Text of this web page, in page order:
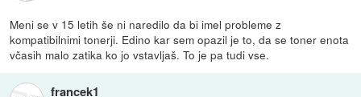
Meni se v 15 letih še ni naredilo da bi imel probleme z
kompatibilnimi tonerji. Edino kar sem opazil je to, da se toner enota
včasih malo zatika ko jo vstavljaš. To je pa tudi vse.
francek1